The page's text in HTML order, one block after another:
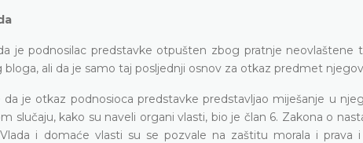
je podnosilac predstavke otpušten zbog pratnje
ali da je samo taj posljednji osnov za otkaz predmet
da je otkaz podnosioca predstavke predstavljao miješanje u
slučaju, kako su naveli organi vlasti, bio je član 6. Zakona o
i domaće vlasti su se pozvale na zaštitu morala i